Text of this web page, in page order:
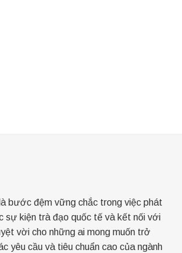
bước đệm vững chắc trong việc phát
sự kiện trà đạo quốc tế và kết nối với
vời cho những ai mong muốn trở
yêu cầu và tiêu chuẩn cao của ngành